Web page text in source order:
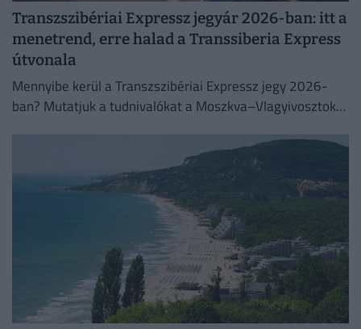
Transzszibériai Expressz jegyár 2026-ban: itt a
menetrend, erre halad a Transsiberia Express
útvonala
Mennyibe kerül a Transzszibériai Expressz jegy 2026-
ban? Mutatjuk a tudnivalókat a Moszkva–Vlagyivosztok